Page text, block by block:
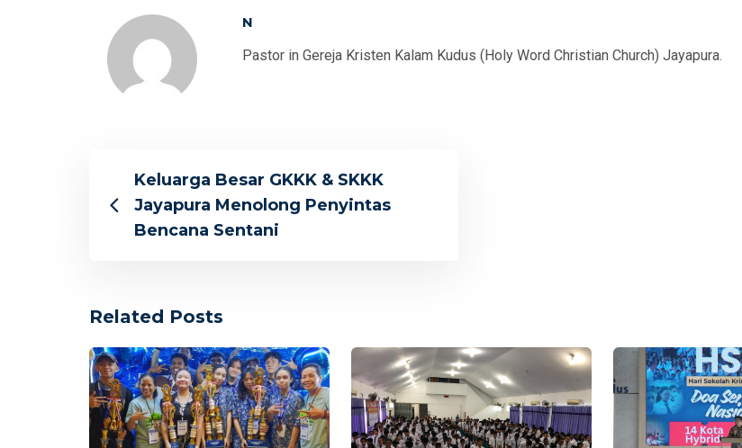
N
Pastor in Gereja Kristen Kalam Kudus (Holy Word Christian Church) Jayapura.
Keluarga Besar GKKK & SKKK
Jayapura Menolong Penyintas
Bencana Sentani
Related Posts